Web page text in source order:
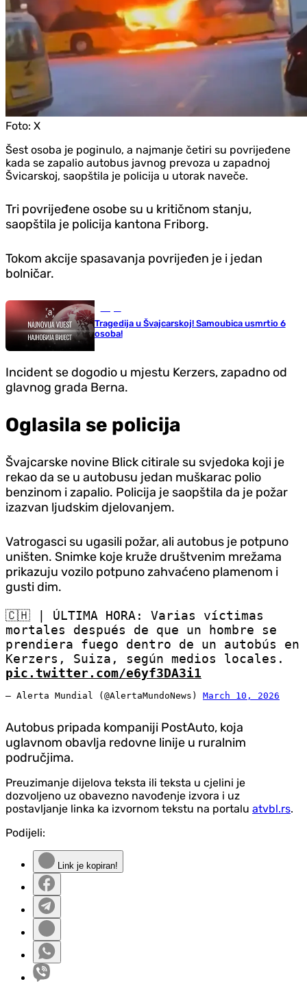
Foto: X
Šest osoba je poginulo, a najmanje četiri su povrijeđene
kada se zapalio autobus javnog prevoza u zapadnoj
Švicarskoj, saopštila je policija u utorak naveče.
Tri povrijeđene osobe su u kritičnom stanju,
saopštila je policija kantona Friborg.
Tokom akcije spasavanja povrijeđen je i jedan
bolničar.
Tragedija u Švajcarskoj! Samoubica usmrtio 6
osoba!
Incident se dogodio u mjestu Kerzers, zapadno od
glavnog grada Berna.
Oglasila se policija
Švajcarske novine Blick citirale su svjedoka koji je
rekao da se u autobusu jedan muškarac polio
benzinom i zapalio. Policija je saopštila da je požar
izazvan ljudskim djelovanjem.
Vatrogasci su ugasili požar, ali autobus je potpuno
uništen. Snimke koje kruže društvenim mrežama
prikazuju vozilo potpuno zahvaćeno plamenom i
gusti dim.
🇨🇭 | ÚLTIMA HORA: Varias víctimas
mortales después de que un hombre se
prendiera fuego dentro de un autobús en
Kerzers, Suiza, según medios locales.
pic.twitter.com/e6yf3DA3i1
— Alerta Mundial (@AlertaMundoNews) March 10, 2026
Autobus pripada kompaniji PostAuto, koja
uglavnom obavlja redovne linije u ruralnim
područjima.
Preuzimanje dijelova teksta ili teksta u cjelini je
dozvoljeno uz obavezno navođenje izvora i uz
postavljanje linka ka izvornom tekstu na portalu atvbl.rs.
Podijeli:
Link je kopiran!